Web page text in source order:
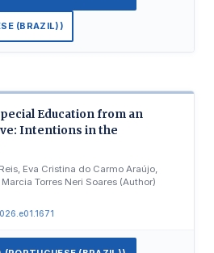
(BRAZIL))
Education from an
Intentions in the
Eva Cristina do Carmo Araújo,
Torres Neri Soares (Author)